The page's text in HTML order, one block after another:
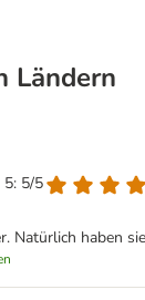
Ländern
5: 5/5
Natürlich haben